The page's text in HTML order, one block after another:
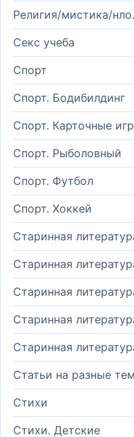
Религия/мистика/
Секс учеба
Спорт
Спорт. Бодибилдинг
Спорт. Карточные
Спорт. Рыболовный
Спорт. Футбол
Спорт. Хоккей
Старинная
Старинная
Старинная
Старинная
Старинная
Статьи на разные
Стихи
Стихи. Детские